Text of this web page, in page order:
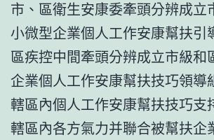
市、區衛生安康委牽頭分辨成立
小微型企業個人工作安康幫扶引
區疾控中間牽頭分辨成立市級和
企業個人工作安康幫扶技巧領導
轄區內個人工作安康幫扶技巧支
轄區內各方氣力并聯合被幫扶企